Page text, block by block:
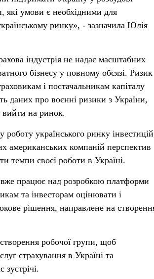
які умови є необхідними для
ринку», - зазначила Юлія
індустрія не надає масштабних
бізнесу у повному обсязі. Ризик
і постачальникам капіталу
даних про воєнні ризики з України,
вийти на ринок.
українського ринку
американських компаній перспектив
темпи своєї роботи в Україні.
працює над розробкою платформи
та інвесторам оцінювати і
рішення, направлене на
робочої групи, щоб
страхування в Україні та